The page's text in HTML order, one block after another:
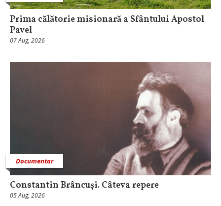
Prima călătorie misionară a Sfântului Apostol
Pavel
07 Aug, 2026
Documentar
Constantin Brâncuși. Câteva repere
05 Aug, 2026